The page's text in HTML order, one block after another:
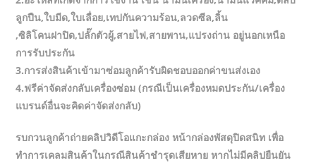
ลูกปืน,ใบมีด,ใบเลื่อย,เทปกันความร้อน,ลวดซีล,ลิ้น
,ซิลิโคนฝาปิด,ปลั๊กตัวผู้,สายไฟ,สายพาน,แปรงถ่าน อยู่นอกเหนือ
การรับประกัน
3.การส่งสินค้าเข้ามาซ่อมลูกค้ารับผิดชอบออกค่าขนส่งเอง
4.ฟรีค่าจัดส่งกลับเครื่องซ่อม (กรณีเป็นเครื่องหมดประกัน/เครื่อง
แบรนด์อื่นจะคิดค่าจัดส่งกลับ)
รบกวนลูกค้าถ่ายคลิปวิดีโอแกะกล่อง หน้ากล่องพัสดุปิดสนิท เพื่อ
ทำการเคลมสินค้าในกรณีสินค้าชำรุดเสียหาย หากไม่มีคลิปยืนยัน